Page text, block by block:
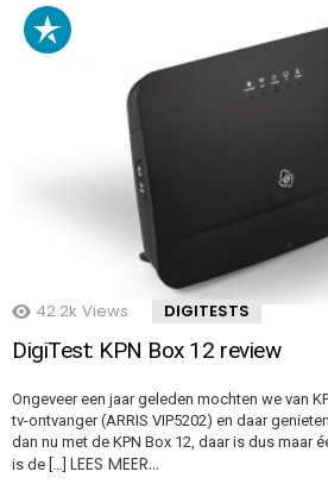
42.2k Views DIGITESTS
DigiTest: KPN Box 12 review
Ongeveer een jaar geleden mochten we van
tv-ontvanger (ARRIS VIP5202) en daar
dan nu met de KPN Box 12, daar is dus maar
is de […] LEES MEER…